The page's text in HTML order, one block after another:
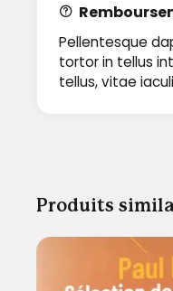
Pellentesque
tortor in tellus
tellus, vitae
Produits